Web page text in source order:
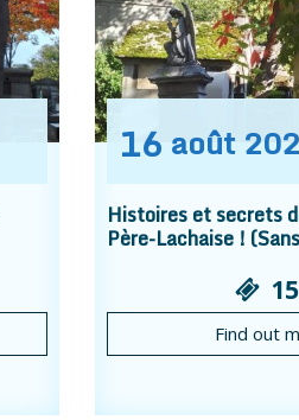
16 août
Histoires et secrets
Père-Lachaise !
Find out